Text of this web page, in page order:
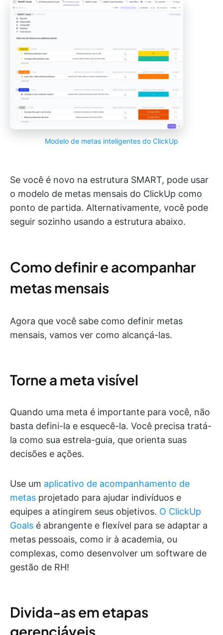
Modelo de metas inteligentes do ClickUp
Se você é novo na estrutura SMART, pode usar
o modelo de metas mensais do ClickUp como
ponto de partida. Alternativamente, você pode
seguir sozinho usando a estrutura abaixo.
Como definir e acompanhar
metas mensais
Agora que você sabe como definir metas
mensais, vamos ver como alcançá-las.
Torne a meta visível
Quando uma meta é importante para você, não
basta defini-la e esquecê-la. Você precisa tratá-
la como sua estrela-guia, que orienta suas
decisões e ações.
Use um aplicativo de acompanhamento de
metas projetado para ajudar indivíduos e
equipes a atingirem seus objetivos. O ClickUp
Goals é abrangente e flexível para se adaptar a
metas pessoais, como ir à academia, ou
complexas, como desenvolver um software de
gestão de RH!
Divida-as em etapas
gerenciáveis